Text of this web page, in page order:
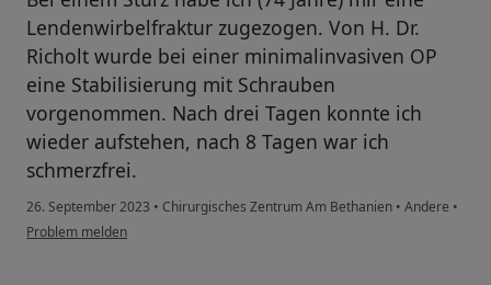
Lendenwirbelfraktur zugezogen. Von H. Dr.
Richolt wurde bei einer minimalinvasiven OP
eine Stabilisierung mit Schrauben
vorgenommen. Nach drei Tagen konnte ich
wieder aufstehen, nach 8 Tagen war ich
schmerzfrei.
26. September 2023 • Chirurgisches Zentrum Am Bethanien • Andere •
Problem melden